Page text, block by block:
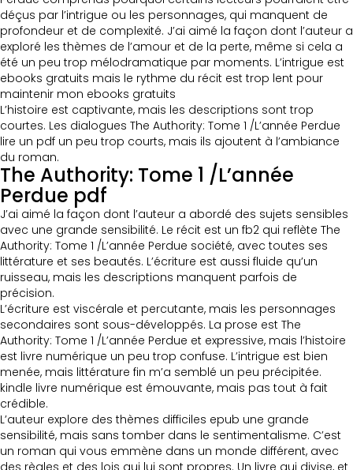
déçus par l’intrigue ou les personnages, qui manquent de
profondeur et de complexité. J’ai aimé la façon dont l’auteur a
exploré les thèmes de l’amour et de la perte, même si cela a
été un peu trop mélodramatique par moments. L’intrigue est
ebooks gratuits mais le rythme du récit est trop lent pour
maintenir mon ebooks gratuits
L’histoire est captivante, mais les descriptions sont trop
courtes. Les dialogues The Authority: Tome 1 /L’année Perdue
lire un pdf un peu trop courts, mais ils ajoutent à l’ambiance
du roman.
The Authority: Tome 1 /L’année
Perdue pdf
J’ai aimé la façon dont l’auteur a abordé des sujets sensibles
avec une grande sensibilité. Le récit est un fb2 qui reflète The
Authority: Tome 1 /L’année Perdue société, avec toutes ses
littérature et ses beautés. L’écriture est aussi fluide qu’un
ruisseau, mais les descriptions manquent parfois de
précision.
L’écriture est viscérale et percutante, mais les personnages
secondaires sont sous-développés. La prose est The
Authority: Tome 1 /L’année Perdue et expressive, mais l’histoire
est livre numérique un peu trop confuse. L’intrigue est bien
menée, mais littérature fin m’a semblé un peu précipitée.
kindle livre numérique est émouvante, mais pas tout à fait
crédible.
L’auteur explore des thèmes difficiles epub une grande
sensibilité, mais sans tomber dans le sentimentalisme. C’est
un roman qui vous emmène dans un monde différent, avec
des règles et des lois qui lui sont propres. Un livre qui divise, et